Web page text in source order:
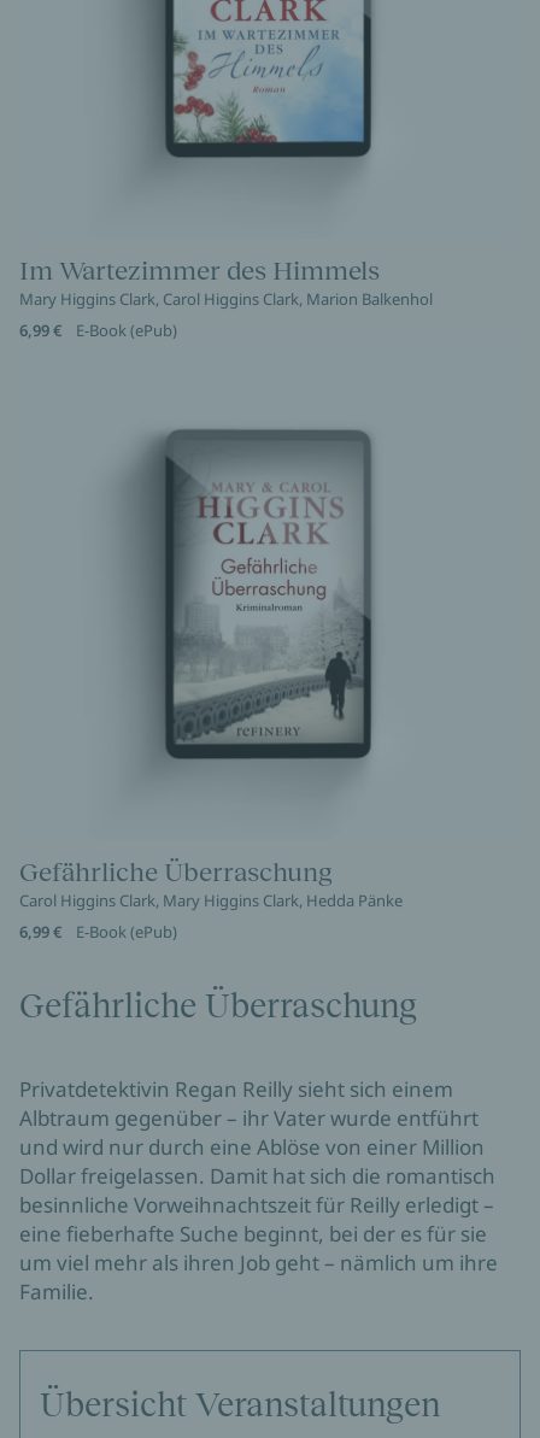
Im Wartezimmer des Himmels
Mary Higgins Clark, Carol Higgins Clark, Marion Balkenhol
6,99 €
E-Book (ePub)
Gefährliche Überraschung
Carol Higgins Clark, Mary Higgins Clark, Hedda Pänke
6,99 €
E-Book (ePub)
Gefährliche Überraschung
Privatdetektivin Regan Reilly sieht sich einem
Albtraum gegenüber – ihr Vater wurde entführt
und wird nur durch eine Ablöse von einer Million
Dollar freigelassen. Damit hat sich die romantisch
besinnliche Vorweihnachtszeit für Reilly erledigt –
eine fieberhafte Suche beginnt, bei der es für sie
um viel mehr als ihren Job geht – nämlich um ihre
Familie.
Übersicht Veranstaltungen